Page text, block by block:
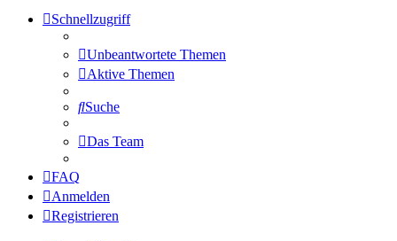
Schnellzugriff
Unbeantwortete Themen
Aktive Themen
Suche
Das Team
FAQ
Anmelden
Registrieren